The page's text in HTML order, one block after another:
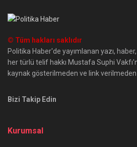
© Tüm hakları saklıdır
Politika Haber'de yayımlanan yazı,
her türlü telif hakkı Mustafa Suphi
kaynak gösterilmeden ve link verilmeden
Bizi Takip Edin
Kurumsal